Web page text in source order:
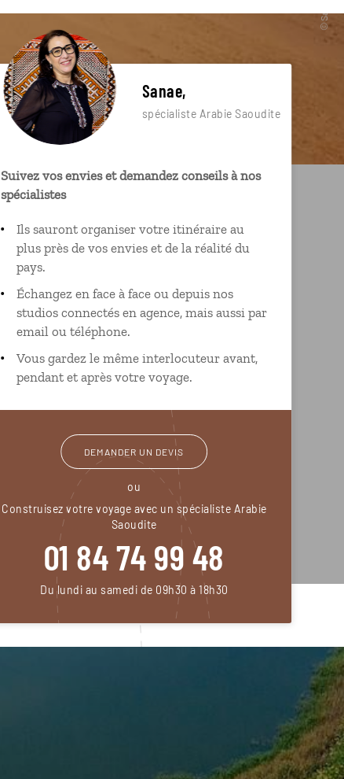
Sanae,
spécialiste Arabie Saoudite
Suivez vos envies et demandez conseils à nos
spécialistes
Ils sauront organiser votre itinéraire au
plus près de vos envies et de la réalité du
pays.
Échangez en face à face ou depuis nos
studios connectés en agence, mais aussi par
email ou téléphone.
Vous gardez le même interlocuteur avant,
pendant et après votre voyage.
DEMANDER UN DEVIS
ou
Construisez votre voyage avec un spécialiste Arabie
Saoudite
01 84 74 99 48
Du lundi au samedi de 09h30 à 18h30